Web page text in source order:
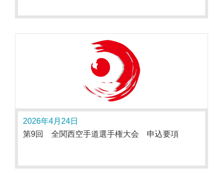
2026年4月24日
第9回 全関西空手道選手権大会 申込要項